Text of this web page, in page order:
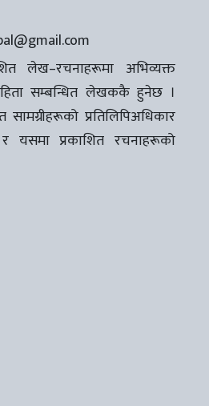
लेख–रचनाहरूमा अभिव्यक्त
सम्बन्धित लेखककै हुनेछ ।
सामग्रीहरूको प्रतिलिपिअधिकार
यसमा प्रकाशित रचनाहरूको